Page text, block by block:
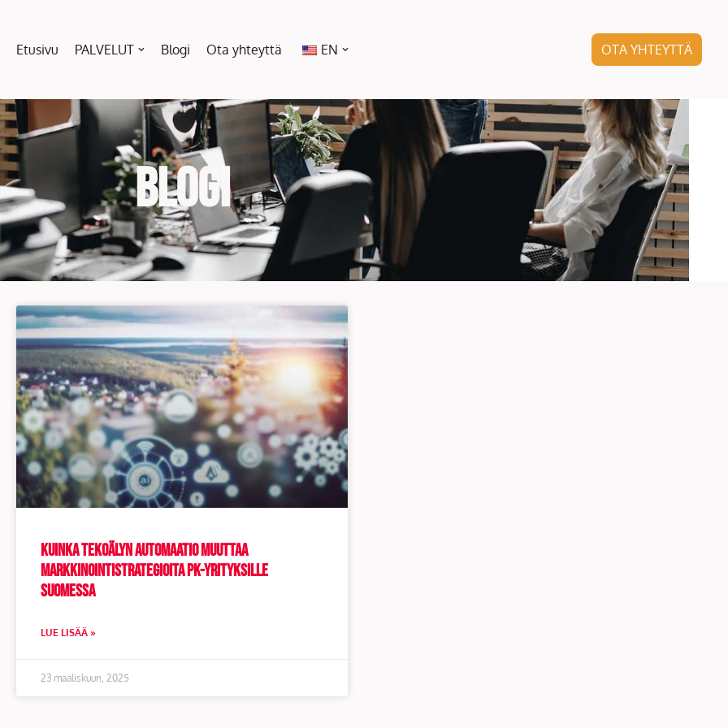
Etusivu PALVELUT Blogi Ota yhteyttä EN OTA YHTEYTTÄ
BLOGI
Kuinka tekoälyn automaatio muuttaa
markkinointistrategioita pk-yrityksille
Suomessa
LUE LISÄÄ »
23 maaliskuun, 2025